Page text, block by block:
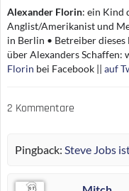
d
Alexander Florin: ein Kind
Anglist/Amerikanist und
in Berlin • Betreiber dieses
über Alexanders Schaffen:
Florin bei Facebook || auf
2 Kommentare
Pingback: Steve Jobs